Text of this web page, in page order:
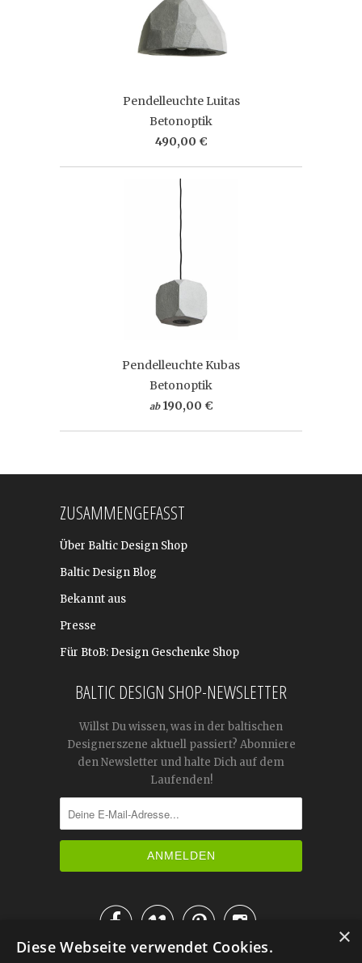
Pendelleuchte Luitas
Betonoptik
490,00 €
Pendelleuchte Kubas
Betonoptik
ab 190,00 €
ZUSAMMENGEFASST
Über Baltic Design Shop
Baltic Design Blog
Bekannt aus
Presse
Für BtoB: Design Geschenke Shop
BALTIC DESIGN SHOP-NEWSLETTER
Willst Du wissen, was in der baltischen
Designerszene aktuell passiert? Abonniere
den Newsletter und halte Dich auf dem
Laufenden!

IM KATALOG BLÄTTERN
×
Diese Webseite verwendet Cookies.